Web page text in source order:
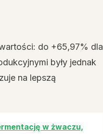
do +65,97% dla
były jednak
na lepszą
w żwaczu,